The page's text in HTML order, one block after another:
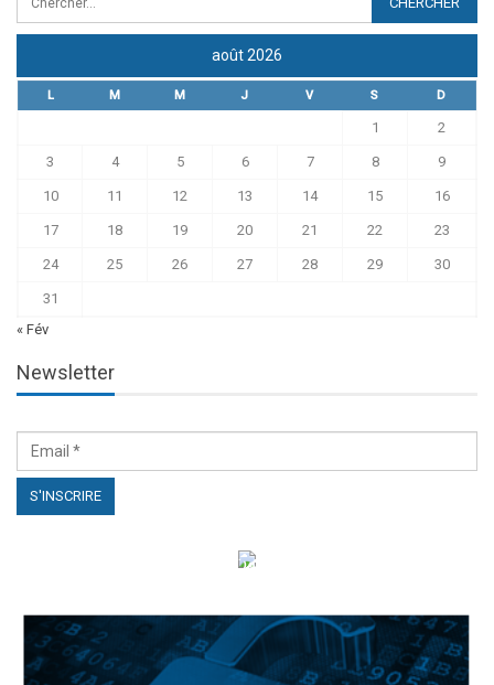
août 2026
L M M J V S D
1 2
3 4 5 6 7 8 9
10 11 12 13 14 15 16
17 18 19 20 21 22 23
24 25 26 27 28 29 30
31
« Fév
Newsletter
الهياكل الخاضعة لقانون النفاذ إلى المعلومة